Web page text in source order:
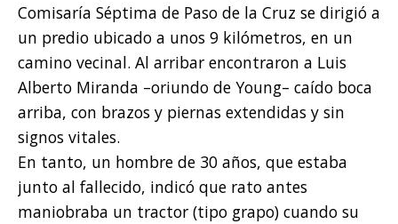
Comisaría Séptima de Paso de la Cruz se dirigió a
un predio ubicado a unos 9 kilómetros, en un
camino vecinal. Al arribar encontraron a Luis
Alberto Miranda –oriundo de Young– caído boca
arriba, con brazos y piernas extendidas y sin
signos vitales.
En tanto, un hombre de 30 años, que estaba
junto al fallecido, indicó que rato antes
maniobraba un tractor (tipo grapo) cuando su